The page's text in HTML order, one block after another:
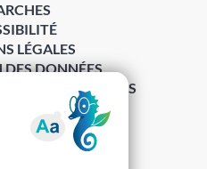
la Gazette ›
LÉGALES
DONNÉES
DES COOKIES